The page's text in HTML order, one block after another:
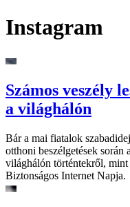
Instagram
Számos veszély
a világhálón
Bár a mai fiatalok
otthoni beszélgetések során
világhálón történtekről,
Biztonságos Internet Napja.